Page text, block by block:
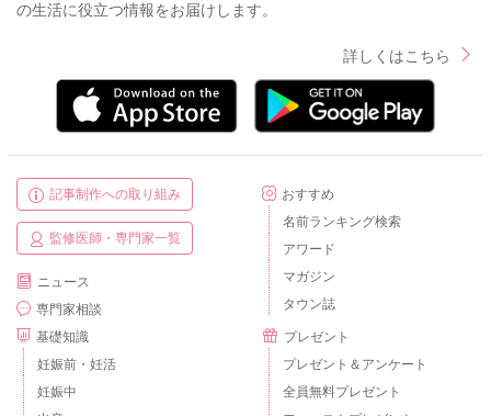
の生活に役立つ情報をお届けします。
詳しくはこちら
記事制作への取り組み
監修医師・専門家一覧
ニュース
専門家相談
基礎知識
妊娠前・妊活
妊娠中
おすすめ
名前ランキング検索
アワード
マガジン
タウン誌
プレゼント
プレゼント＆アンケート
全員無料プレゼント